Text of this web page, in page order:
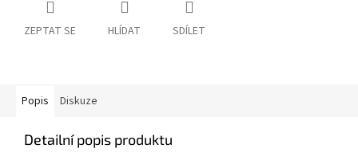
ZEPTAT SE HLÍDAT SDÍLET
Popis Diskuze
Detailní popis produktu